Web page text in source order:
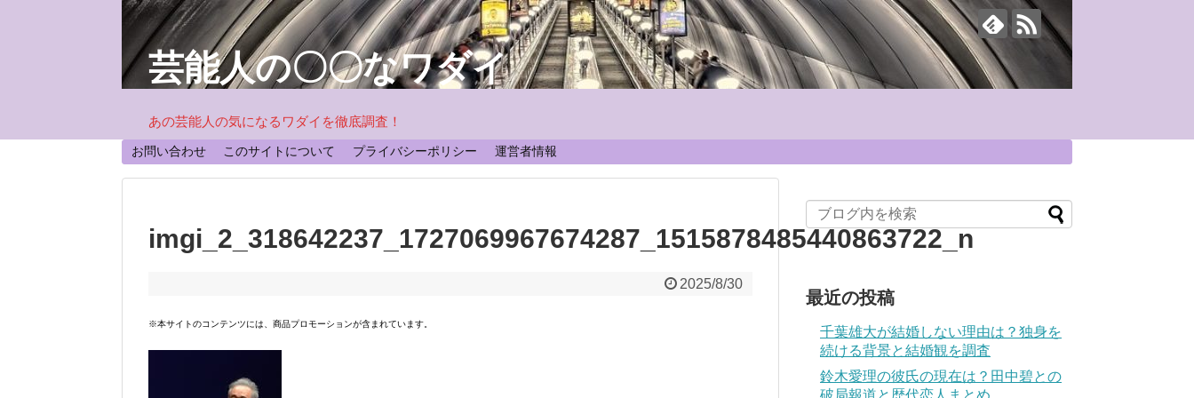
芸能人の〇〇なワダイ
あの芸能人の気になるワダイを徹底調査！
お問い合わせ このサイトについて プライバシーポリシー 運営者情報
imgi_2_318642237_1727069967674287_1515878485440863722_n
2025/8/30
※本サイトのコンテンツには、商品プロモーションが含まれています。
最近の投稿
千葉雄大が結婚しない理由は？独身を
続ける背景と結婚観を調査
鈴木愛理の彼氏の現在は？田中碧との